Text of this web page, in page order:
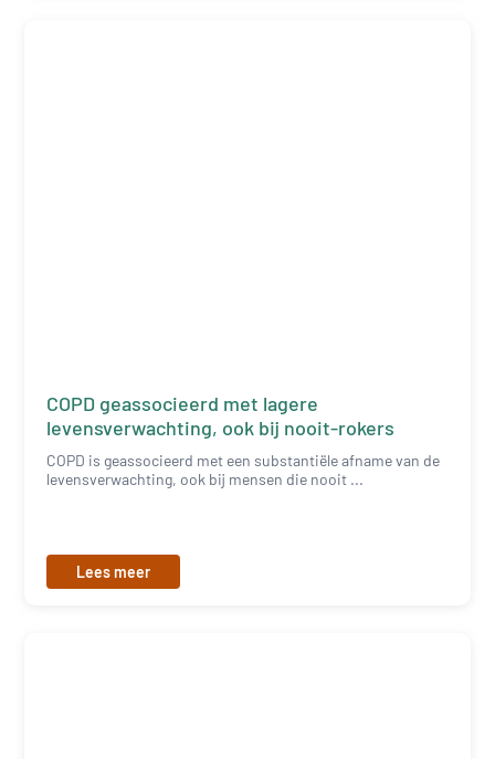
COPD geassocieerd met lagere
levensverwachting, ook bij nooit-rokers
COPD is geassocieerd met een substantiële afname van de
levensverwachting, ook bij mensen die nooit ...
Lees meer